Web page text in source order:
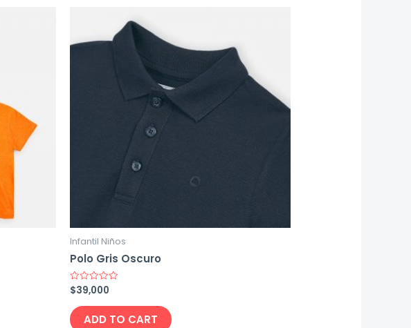
Infantil Niños
Polo Gris Oscuro
Rated
0
out
of
5
$39,000
ADD TO CART